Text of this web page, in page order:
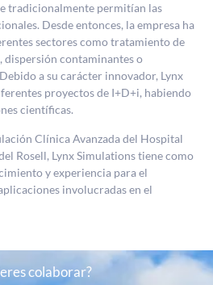
tradicionalmente permitían las
Desde entonces, la empresa ha
sectores como tratamiento de
dispersión contaminantes o
a su carácter innovador, Lynx
proyectos de I+D+i, habiendo
científicas.
Clínica Avanzada del Hospital
Rosell, Lynx Simulations tiene como
y experiencia para el
involucradas en el
colaborar?